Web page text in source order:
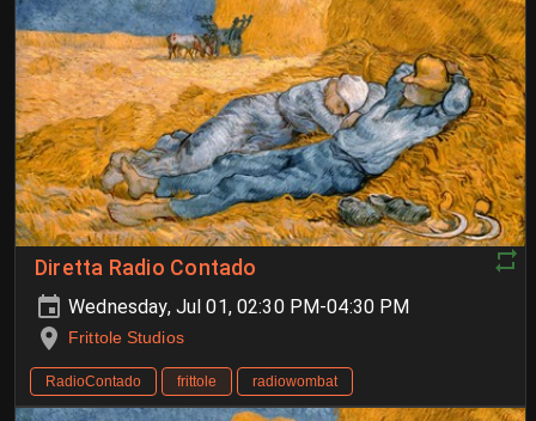
Diretta Radio Contado
Wednesday, Jul 01, 02:30 PM-04:30 PM
Frittole Studios
RadioContado frittole radiowombat